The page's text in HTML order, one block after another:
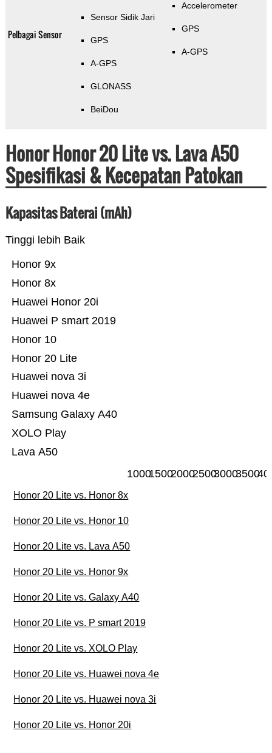
Pelbagai Sensor
Sensor Sidik Jari
GPS
A-GPS
GLONASS
BeiDou
Accelerometer
GPS
A-GPS
Honor Honor 20 Lite vs. Lava A50
Spesifikasi & Kecepatan Patokan
Kapasitas Baterai (mAh)
Tinggi lebih Baik
Lava A50
XOLO Play
Samsung Galaxy A40
Huawei nova 4e
Huawei nova 3i
Honor 20 Lite
Honor 10
Huawei P smart 2019
Huawei Honor 20i
Honor 8x
Honor 9x
100015002000250030003500
Honor 20 Lite vs. Honor 8x
Honor 20 Lite vs. Honor 10
Honor 20 Lite vs. Lava A50
Honor 20 Lite vs. Honor 9x
Honor 20 Lite vs. Galaxy A40
Honor 20 Lite vs. P smart 2019
Honor 20 Lite vs. XOLO Play
Honor 20 Lite vs. Huawei nova 4e
Honor 20 Lite vs. Huawei nova 3i
Honor 20 Lite vs. Honor 20i